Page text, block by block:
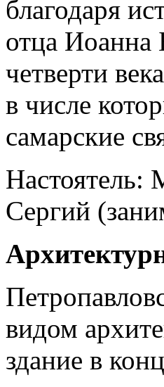
благодаря
отца Иоанна
четверти
в числе
самарские
Настоятель:
Сергий
видом
здание в